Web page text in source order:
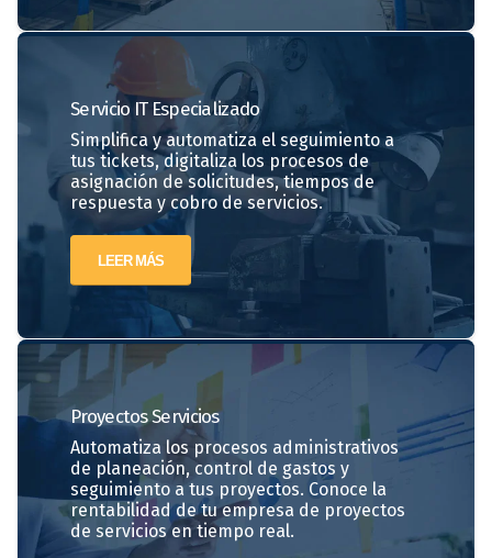
Servicio IT Especializado
Simplifica y automatiza el seguimiento a
tus tickets, digitaliza los procesos de
asignación de solicitudes, tiempos de
respuesta y cobro de servicios.
LEER MÁS
ProyectosServicios
Automatiza los procesos administrativos
de planeación, control de gastos y
seguimiento a tus proyectos. Conoce la
rentabilidad de tu empresa de proyectos
de servicios en tiempo real.